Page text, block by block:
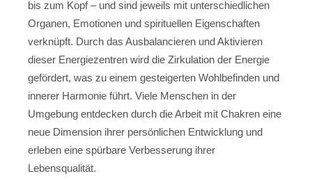
bis zum Kopf – und sind jeweils mit unterschiedlichen
Organen, Emotionen und spirituellen Eigenschaften
verknüpft. Durch das Ausbalancieren und Aktivieren
dieser Energiezentren wird die Zirkulation der Energie
gefördert, was zu einem gesteigerten Wohlbefinden und
innerer Harmonie führt. Viele Menschen in der
Umgebung entdecken durch die Arbeit mit Chakren eine
neue Dimension ihrer persönlichen Entwicklung und
erleben eine spürbare Verbesserung ihrer
Lebensqualität.